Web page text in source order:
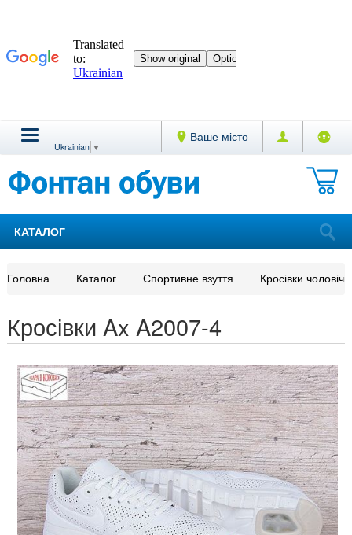
Ваше місто
Ukrainian ▼
КАТАЛОГ
Головна Каталог Спортивне взуття Кросівки чоловічі
Кросівки Ax A2007-4